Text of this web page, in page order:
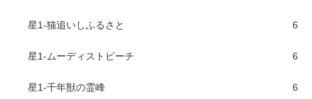
星1-猫追いしふるさと 6
星1-ムーディストビーチ 6
星1-千年獣の霊峰 6